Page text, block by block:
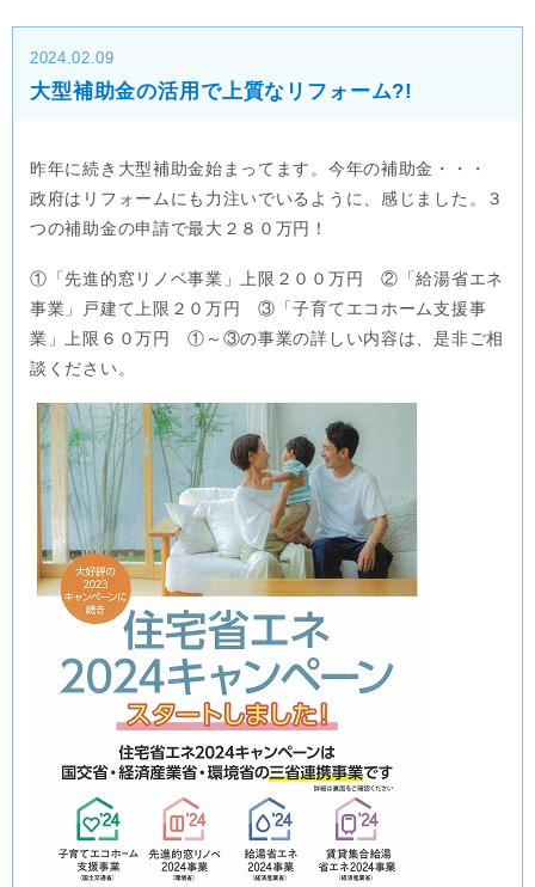
2024.02.09
大型補助金の活用で上質なリフォーム?!
昨年に続き大型補助金始まってます。今年の補助金・・・
政府はリフォームにも力注いでいるように、感じました。３
つの補助金の申請で最大２８０万円！
①「先進的窓リノベ事業」上限２００万円 ②「給湯省エネ
事業」戸建て上限２０万円 ③「子育てエコホーム支援事
業」上限６０万円 ①～③の事業の詳しい内容は、是非ご相
談ください。